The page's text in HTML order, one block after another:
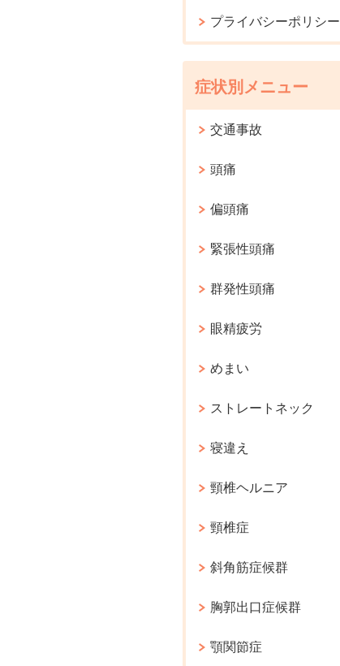
プライバシーポリシー
症状別メニュー
交通事故
頭痛
偏頭痛
緊張性頭痛
群発性頭痛
眼精疲労
めまい
ストレートネック
寝違え
頸椎ヘルニア
頸椎症
斜角筋症候群
胸郭出口症候群
顎関節症